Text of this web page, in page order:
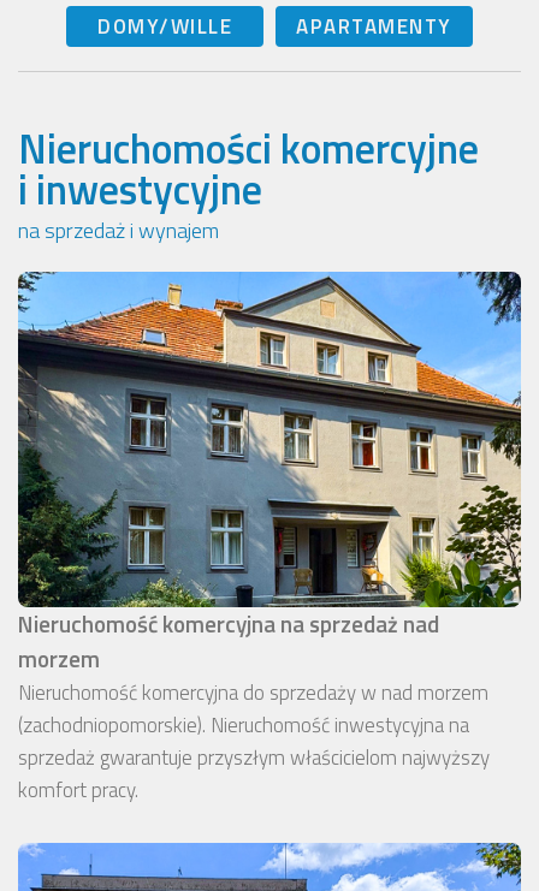
DOMY/WILLE APARTAMENTY
Nieruchomości komercyjne
i inwestycyjne
na sprzedaż i wynajem
Nieruchomość komercyjna na sprzedaż nad
morzem
Nieruchomość komercyjna do sprzedaży w nad morzem
(zachodniopomorskie). Nieruchomość inwestycyjna na
sprzedaż gwarantuje przyszłym właścicielom najwyższy
komfort pracy.